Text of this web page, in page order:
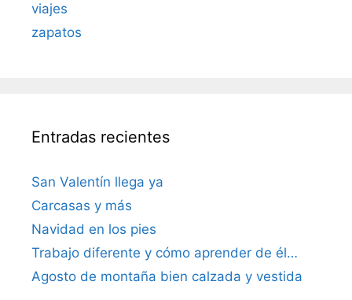
viajes
zapatos
Entradas recientes
San Valentín llega ya
Carcasas y más
Navidad en los pies
Trabajo diferente y cómo aprender de él…
Agosto de montaña bien calzada y vestida